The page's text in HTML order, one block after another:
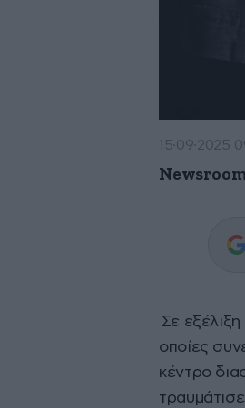
15·09·2025
Σε εξέλιξη
οποίες
κέντρο